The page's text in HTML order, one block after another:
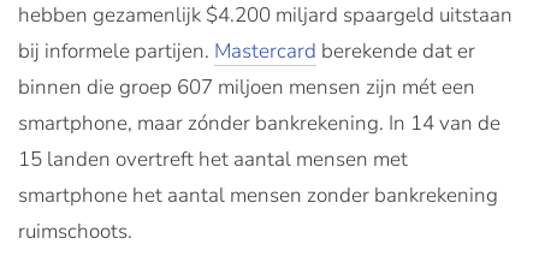
hebben gezamenlijk $4.200 miljard spaargeld uitstaan
bij informele partijen. Mastercard berekende dat er
binnen die groep 607 miljoen mensen zijn mét een
smartphone, maar zónder bankrekening. In 14 van de
15 landen overtreft het aantal mensen met
smartphone het aantal mensen zonder bankrekening
ruimschoots.